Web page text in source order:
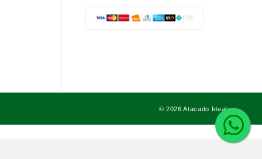
© 2026 Atacado Ideal